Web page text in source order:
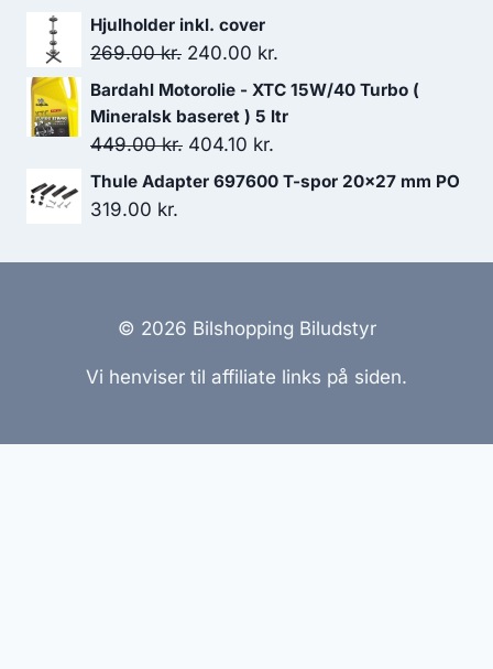
oprindelige
pris
199.95 kr..
pris
159.96 kr..
Hjulholder inkl. cover
269.00kr. Den
oprindelige
pris
var:
269.00 kr..
240.00 kr.
aktuelle
pris
240.00 kr..
Bardahl Motorolie - XTC 15W/40 Turbo (
Mineralsk baseret ) 5 ltr
449.00kr. Den
oprindelige
449.00 kr..
404.10 kr.
aktuelle
404.10 kr..
Thule Adapter 697600 T-spor 20x27 mm PO
319.00 kr.
© 2026 Bilshopping Biludstyr
Vi henviser til affiliate links på siden.